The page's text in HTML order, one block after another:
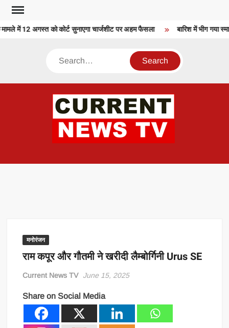
Skip
content
में 12 अगस्त को कोर्ट सुनाएगा चार्जशीट पर अहम फैसला बारिश में भीग गया
Search
मनोरंजन
राम कपूर और गौतमी ने खरीदी लैम्बोर्गिनी Urus SE
Current News TV June 15, 2025
Share on Social Media